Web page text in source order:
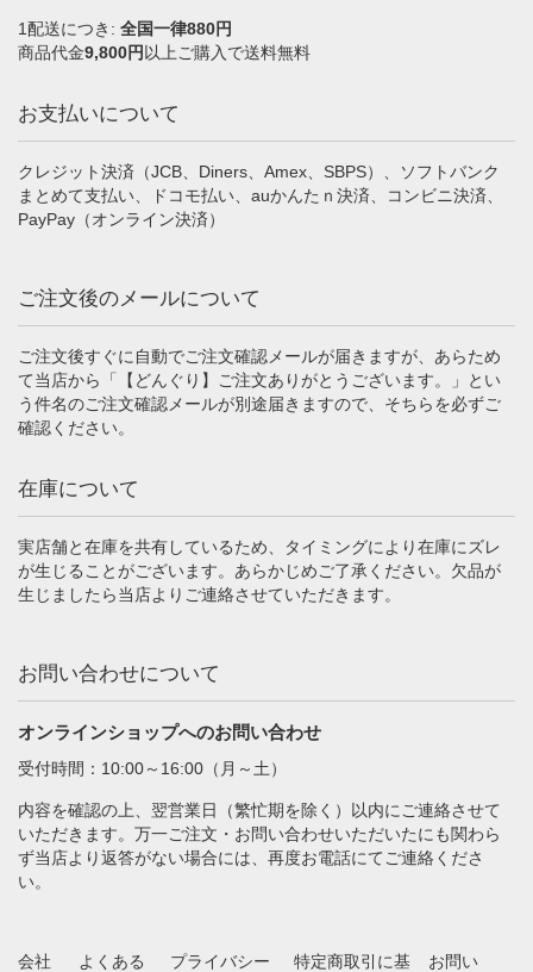
1配送につき: 全国一律880円
商品代金9,800円 以上ご購入で送料無料
お支払いについて
クレジット決済（JCB、Diners、Amex、SBPS）、ソフトバンク
まとめて支払い、ドコモ払い、auかんたｎ決済、コンビニ決済、
PayPay（オンライン決済）
ご注文後のメールについて
ご注文後すぐに自動でご注文確認メールが届きますが、あらため
て当店から「【どんぐり】ご注文ありがとうございます。」とい
う件名のご注文確認メールが別途届きますので、そちらを必ずご
確認ください。
在庫について
実店舗と在庫を共有しているため、タイミングにより在庫にズレ
が生じることがございます。あらかじめご了承ください。欠品が
生じましたら当店よりご連絡させていただきます。
お問い合わせについて
オンラインショップへのお問い合わせ
受付時間：10:00～16:00（月～土）
内容を確認の上、翌営業日（繁忙期を除く）以内にご連絡させて
いただきます。万一ご注文・お問い合わせいただいたにも関わら
ず当店より返答がない場合には、再度お電話にてご連絡くださ
い。
会社
よくある
プライバシー
特定商取引に基
お問い